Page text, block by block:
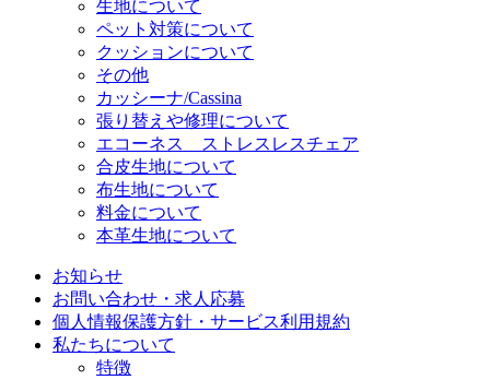
生地について
ペット対策について
クッションについて
その他
カッシーナ/Cassina
張り替えや修理について
エコーネス ストレスレスチェア
合皮生地について
布生地について
料金について
本革生地について
お知らせ
お問い合わせ・求人応募
個人情報保護方針・サービス利用規約
私たちについて
特徴